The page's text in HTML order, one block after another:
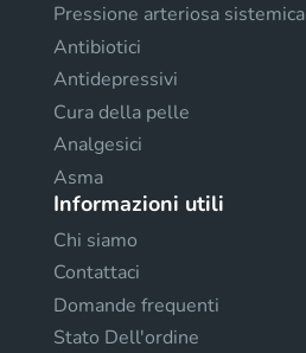
Pressione arteriosa sistemica
Antibiotici
Antidepressivi
Cura della pelle
Analgesici
Asma
Informazioni utili
Chi siamo
Contattaci
Domande frequenti
Stato Dell'ordine